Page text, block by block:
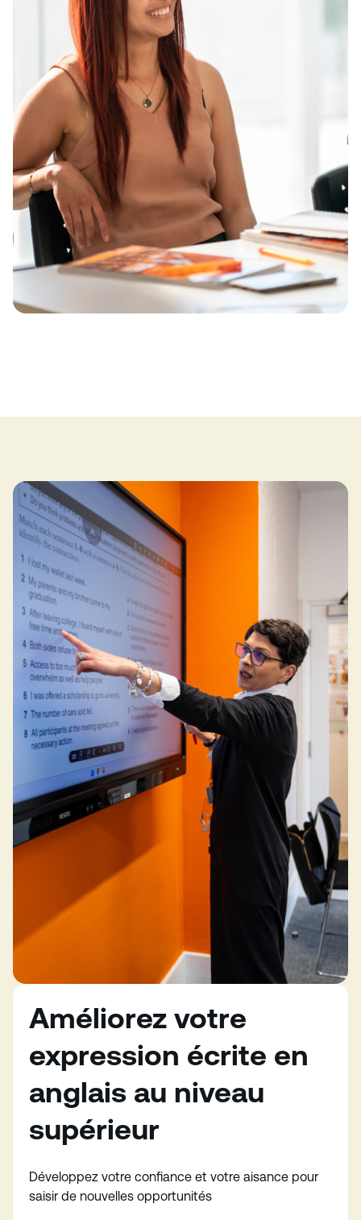
Améliorez votre
expression écrite en
anglais au niveau
supérieur
Développez votre confiance et votre aisance pour
saisir de nouvelles opportunités